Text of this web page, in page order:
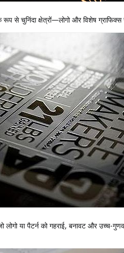
से चुनिंदा क्षेत्रों—लोगो और विशेष
लोगो या पैटर्न को गहराई, बनावट और